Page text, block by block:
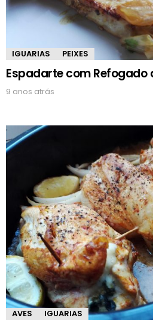
IGUARIAS PEIXES
Espadarte com Refogado
9 anos atrás
AVES IGUARIAS